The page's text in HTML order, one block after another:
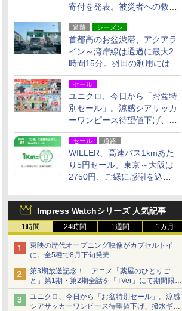
寄付を発表。被災者への救援
活動・復旧支援
道路 シーズン
首都高のお盆渋滞、アクアラ
イン～湾岸線は通過に最大2
時間15分。羽田の利用には
「空港西出口」の利用検討を
セール
ユニクロ、今日から「お盆特
別セール」。涼感シアサッカ
ーワンピース待望値下げ、撥
水ギアショーツは1990円に
セール 道路
WILLER、高速バス1kmあた
り5円セール。東京～大阪は
2750円、ご縁に感謝を込め
Impress Watchシリーズ 人気記事
1時間 24時間 1週間 1カ月
東映の歴代オープニング映像がカプセルトイ
に。全5種で8月下旬発売
第3期放送記念！ アニメ「薬屋のひとりご
と」第1期・第2期全話を「TVer」にて期間限定
で順次無料配信開始
ユニクロ、今日から「お盆特別セール」。涼感
シアサッカーワンピース待望値下げ、撥水ギア